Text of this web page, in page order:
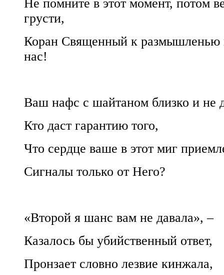
Не помните в этот момент, потом
грусти,
Коран Священный к размышленью
нас!
Ваш нафс с шайтаном близко и не
Кто даст гарантию того,
Что сердце ваше в этот миг
Сигналы только от Него?
«Второй я шанс вам не давала», –
Казалось бы убийственный ответ,
Пронзает словно лезвие кинжала,